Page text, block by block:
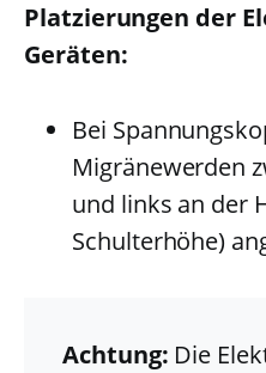
Platzierungen der
Geräten:
Bei
Migränewerden
und links an der
Schulterhöhe)
Achtung: Die